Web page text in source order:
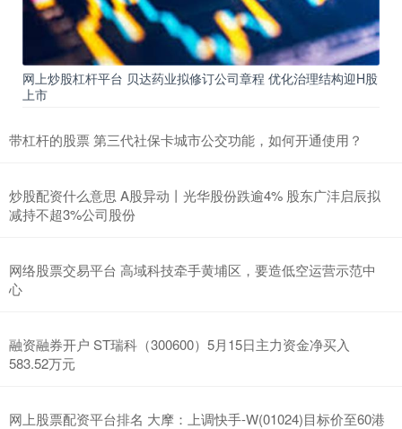
网上炒股杠杆平台 贝达药业拟修订公司章程 优化治理结构迎H股
上市
带杠杆的股票 第三代社保卡城市公交功能，如何开通使用？
炒股配资什么意思 A股异动丨光华股份跌逾4% 股东广沣启辰拟
减持不超3%公司股份
网络股票交易平台 高域科技牵手黄埔区，要造低空运营⽰范中
心
融资融券开户 ST瑞科（300600）5月15日主力资金净买入
583.52万元
网上股票配资平台排名 大摩：上调快手-W(01024)目标价至60港